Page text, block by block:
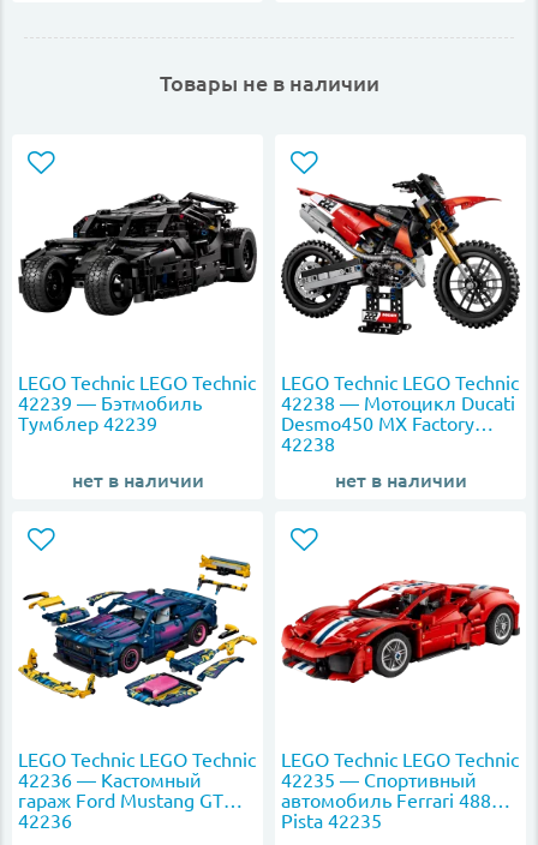
Товары не в наличии
LEGO Technic LEGO Technic
42239 — Бэтмобиль
Тумблер 42239
нет в наличии
LEGO Technic LEGO Technic
42238 — Мотоцикл Ducati
Desmo450 MX Factory
42238
нет в наличии
LEGO Technic LEGO Technic
42236 — Кастомный
гараж Ford Mustang GT
42236
LEGO Technic LEGO Technic
42235 — Спортивный
автомобиль Ferrari 488
Pista 42235